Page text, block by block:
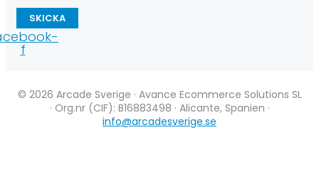
SKICKA
f
© 2026 Arcade Sverige · Avance Ecommerce Solutions SL
· Org.nr (CIF): B16883498 · Alicante, Spanien ·
info@arcadesverige.se